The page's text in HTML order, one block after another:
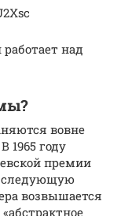
над
вовне
1965 году
премии
следующую
возвышается